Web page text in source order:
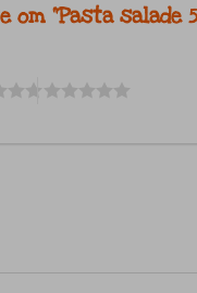
om “Pasta salade